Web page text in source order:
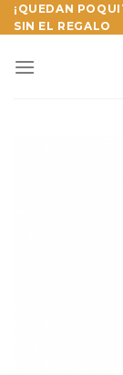
Skip
to
¡QUEDAN
SIN EL REGALO